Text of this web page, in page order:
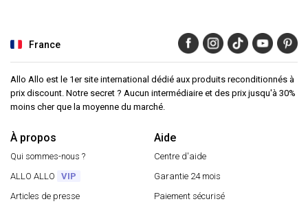
France
Allo Allo est le 1er site international dédié aux produits reconditionnés à
prix discount. Notre secret ? Aucun intermédiaire et des prix jusqu'à 30%
moins cher que la moyenne du marché.
À propos
Qui sommes-nous ?
ALLO ALLO
VIP
Articles de presse
Aide
Centre d'aide
Garantie 24 mois
Paiement sécurisé